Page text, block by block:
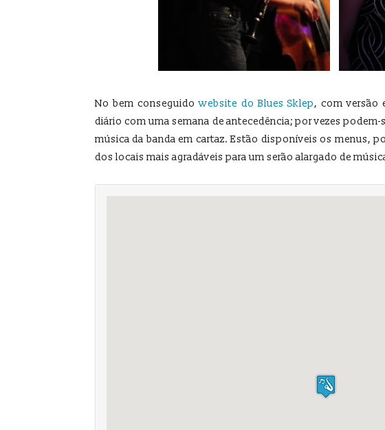
No bem conseguidowebsite do Blues Sklep, com versão
diário com uma semana de antecedência; por vezes
música da banda em cartaz. Estão disponíveis os menus,
dos locais mais agradáveis para um serão alargado de